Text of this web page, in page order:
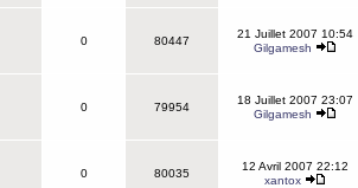
0 80447
21 Juillet 2007 10:54
Gilgamesh
0 79954
18 Juillet 2007 23:07
Gilgamesh
0 80035
12 Avril 2007 22:12
xantox